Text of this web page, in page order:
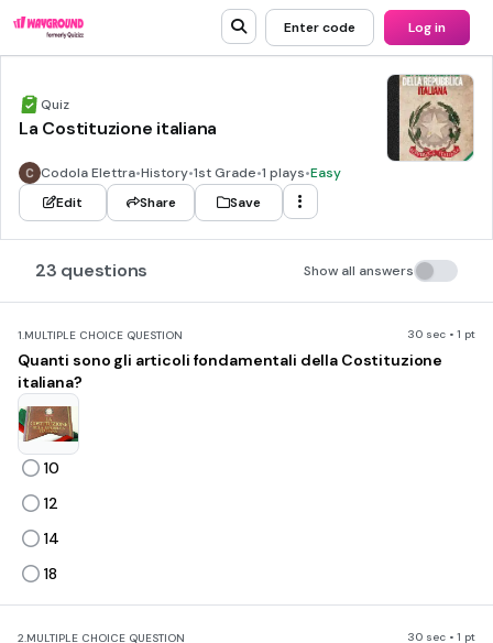
Enter code Log in
Quiz
La Costituzione italiana
Codola Elettra•History•1st Grade•1 plays•Easy
Edit
Share Save
23 questions Show all answers
1.MULTIPLE CHOICE QUESTION 30 sec • 1 pt
Quanti sono gli articoli fondamentali della Costituzione
italiana?
10
12
14
18
2.MULTIPLE CHOICE QUESTION 30 sec • 1 pt